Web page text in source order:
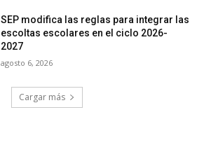
SEP modifica las reglas para integrar las
escoltas escolares en el ciclo 2026-
2027
agosto 6, 2026
Cargar más